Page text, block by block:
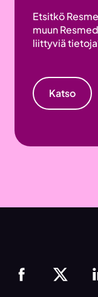
Etsitkö
muun
liittyviä
Katso